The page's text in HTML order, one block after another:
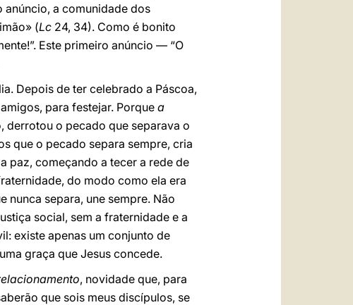
a comunidade dos
(Lc 24, 34). Como é bonito
Este primeiro anúncio — “O
Depois de ter celebrado a Páscoa,
para festejar. Porquea
derrotou o pecado que separava o
que o pecado separa sempre, cria
paz, começando a tecer a rede de
do modo como ela era
nunca separa, une sempre. Não
social, sem a fraternidade e a
existe apenas um conjunto de
graça que Jesus concede.
, novidade que, para
que sois meus discípulos, se